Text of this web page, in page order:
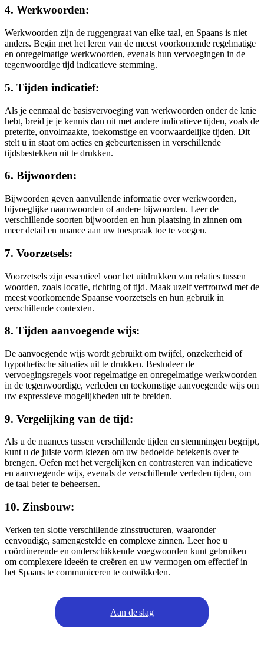
4. Werkwoorden:
Werkwoorden zijn de ruggengraat van elke taal, en Spaans is niet
anders. Begin met het leren van de meest voorkomende regelmatige
en onregelmatige werkwoorden, evenals hun vervoegingen in de
tegenwoordige tijd indicatieve stemming.
5. Tijden indicatief:
Als je eenmaal de basisvervoeging van werkwoorden onder de knie
hebt, breid je je kennis dan uit met andere indicatieve tijden, zoals de
preterite, onvolmaakte, toekomstige en voorwaardelijke tijden. Dit
stelt u in staat om acties en gebeurtenissen in verschillende
tijdsbestekken uit te drukken.
6. Bijwoorden:
Bijwoorden geven aanvullende informatie over werkwoorden,
bijvoeglijke naamwoorden of andere bijwoorden. Leer de
verschillende soorten bijwoorden en hun plaatsing in zinnen om
meer detail en nuance aan uw toespraak toe te voegen.
7. Voorzetsels:
Voorzetsels zijn essentieel voor het uitdrukken van relaties tussen
woorden, zoals locatie, richting of tijd. Maak uzelf vertrouwd met de
meest voorkomende Spaanse voorzetsels en hun gebruik in
verschillende contexten.
8. Tijden aanvoegende wijs:
De aanvoegende wijs wordt gebruikt om twijfel, onzekerheid of
hypothetische situaties uit te drukken. Bestudeer de
vervoegingsregels voor regelmatige en onregelmatige werkwoorden
in de tegenwoordige, verleden en toekomstige aanvoegende wijs om
uw expressieve mogelijkheden uit te breiden.
9. Vergelijking van de tijd:
Als u de nuances tussen verschillende tijden en stemmingen begrijpt,
kunt u de juiste vorm kiezen om uw bedoelde betekenis over te
brengen. Oefen met het vergelijken en contrasteren van indicatieve
en aanvoegende wijs, evenals de verschillende verleden tijden, om
de taal beter te beheersen.
10. Zinsbouw:
Verken ten slotte verschillende zinsstructuren, waaronder
eenvoudige, samengestelde en complexe zinnen. Leer hoe u
coördinerende en onderschikkende voegwoorden kunt gebruiken
om complexere ideeën te creëren en uw vermogen om effectief in
het Spaans te communiceren te ontwikkelen.
Aan de slag